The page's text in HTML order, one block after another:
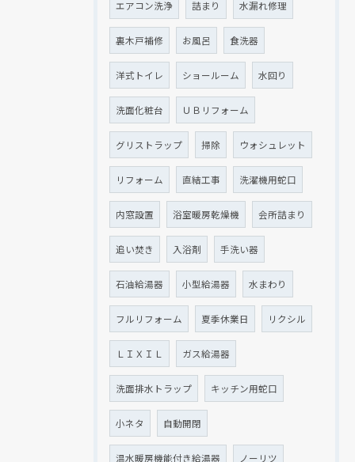
エアコン洗浄 詰まり 水漏れ修理
裏木戸補修 お風呂 食洗器
洋式トイレ ショールーム 水回り
洗面化粧台 ＵＢリフォーム
グリストラップ 掃除 ウォシュレット
リフォーム 直結工事 洗濯機用蛇口
内窓設置 浴室暖房乾燥機 会所詰まり
追い焚き 入浴剤 手洗い器
石油給湯器 小型給湯器 水まわり
フルリフォーム 夏季休業日 リクシル
ＬＩＸＩＬ ガス給湯器
洗面排水トラップ キッチン用蛇口
小ネタ 自動開閉
温水暖房機能付き給湯器 ノーリツ